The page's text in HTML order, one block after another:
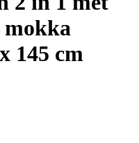
mokka
145 cm